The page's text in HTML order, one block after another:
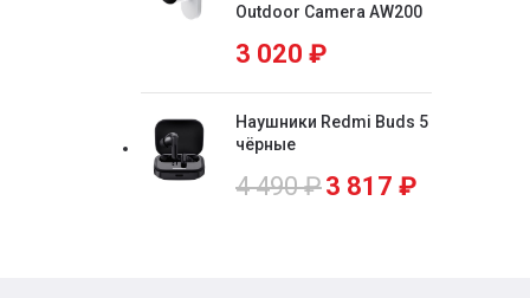
Outdoor Camera AW200
3 020 ₽
Наушники Redmi Buds 5
чёрные
4 490₽3 817 ₽